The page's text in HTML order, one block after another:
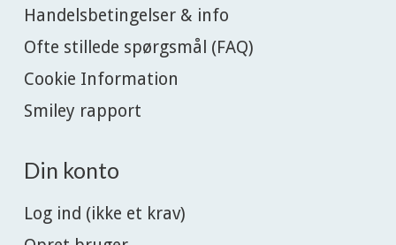
Handelsbetingelser & info
Ofte stillede spørgsmål (FAQ)
Cookie Information
Smiley rapport
Din konto
Log ind (ikke et krav)